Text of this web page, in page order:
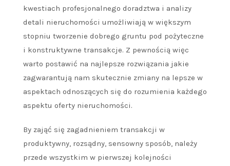
kwestiach profesjonalnego doradztwa i analizy
detali nieruchomości umożliwiają w większym
stopniu tworzenie dobrego gruntu pod pożyteczne
i konstruktywne transakcje. Z pewnością więc
warto postawić na najlepsze rozwiązania jakie
zagwarantują nam skutecznie zmiany na lepsze w
aspektach odnoszących się do rozumienia każdego
aspektu oferty nieruchomości.
By zająć się zagadnieniem transakcji w
produktywny, rozsądny, sensowny sposób, należy
przede wszystkim w pierwszej kolejności